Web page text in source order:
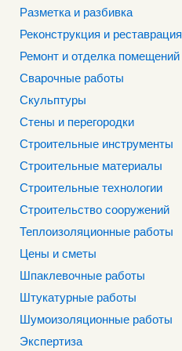
Разметка и разбивка
Реконструкция и реставрация
Ремонт и отделка помещений
Сварочные работы
Скульптуры
Стены и перегородки
Строительные инструменты
Строительные материалы
Строительные технологии
Строительство сооружений
Теплоизоляционные работы
Цены и сметы
Шпаклевочные работы
Штукатурные работы
Шумоизоляционные работы
Экспертиза